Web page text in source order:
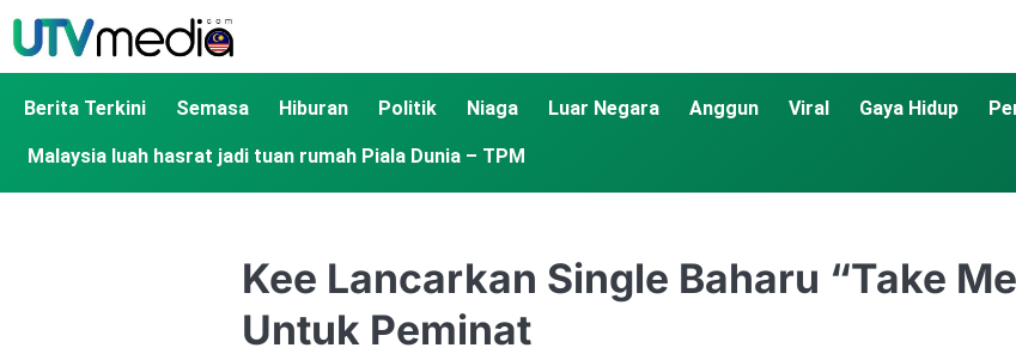
Berita Terkini Semasa Hiburan Politik Niaga Luar Negara Anggun Viral Gaya Hidup
Malaysia luah hasrat jadi tuan rumah Piala Dunia – TPM
Kee Lancarkan Single Baharu “Take
Untuk Peminat